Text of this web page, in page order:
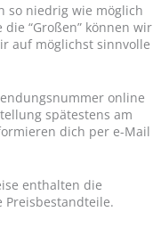
so niedrig wie möglich
“Großen” können wir
auf möglichst sinnvolle
online
spätestens am
dich per e-Mail
enthalten die
Preisbestandteile.